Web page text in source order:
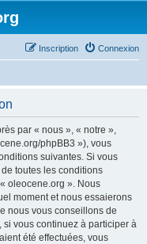
Connexion
Inscription
par « nous », « notre »,
phpBB3 »), vous
suivantes. Si vous
toutes les conditions
oleocene.org ». Nous
moment et nous essaierons
nous vous conseillons de
vous continuez à participer à
été effectuées, vous